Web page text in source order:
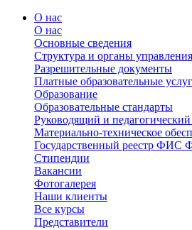
О нас
О нас
Основные сведения
Структура и органы управления
Разрешительные документы
Платные образовательные
Образование
Образовательные стандарты
Руководящий и педагогический
Материально-техническое
Государственный реестр ФИС
Стипендии
Вакансии
Фотогалерея
Наши клиенты
Все курсы
Представители